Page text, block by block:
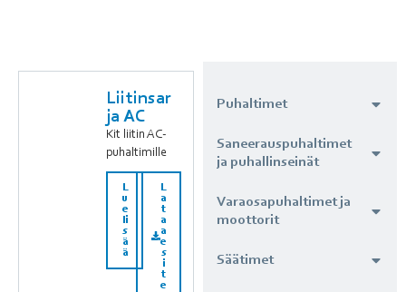
Liitinsar
ja AC
Kit liitin AC-
puhaltimille
L
u
e
li
s
ä
ä
L
a
t
a
a
e
s
i
t
e
Puhaltimet
Saneerauspuhaltimet
ja puhallinseinät
Varaosapuhaltimet ja
moottorit
Säätimet